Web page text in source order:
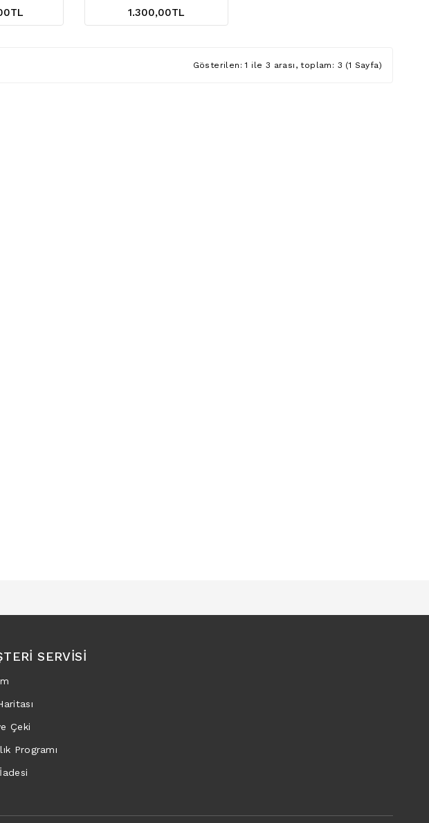
1.300,00TL
Gösterilen: 1 ile 3 arası, toplam: 3 (1 Sayfa)
SERVISI
Çeki
Programı